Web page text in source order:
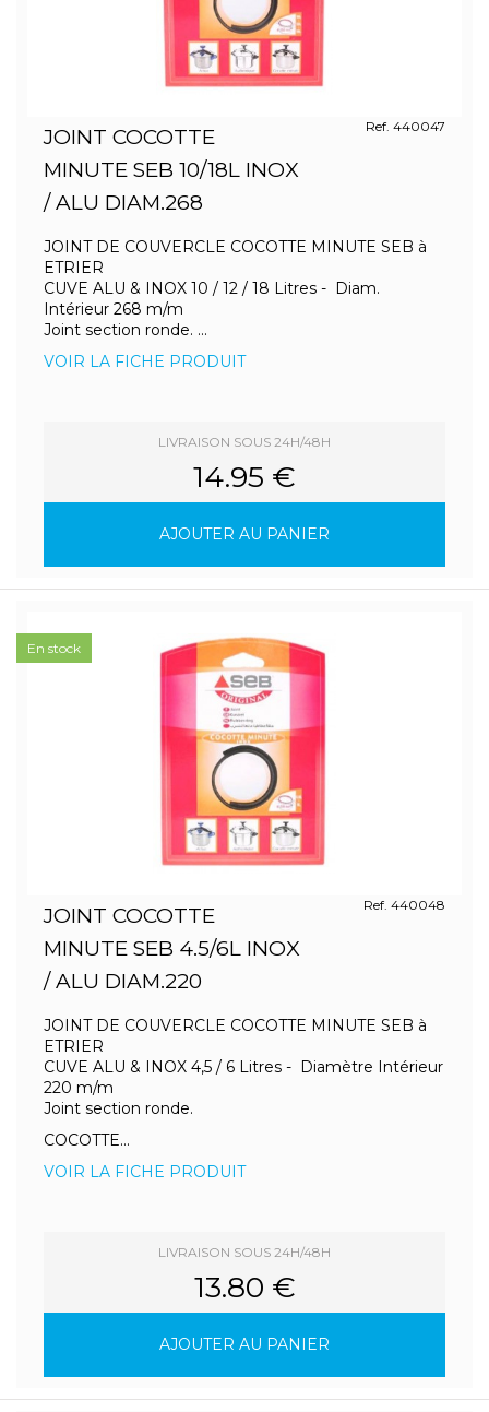
JOINT COCOTTE
MINUTE SEB 10/18L INOX
/ ALU DIAM.268
Ref. 440047
JOINT DE COUVERCLE COCOTTE MINUTE SEB à
ETRIER
CUVE ALU & INOX 10 / 12 / 18 Litres - Diam.
Intérieur 268 m/m
Joint section ronde. ...
VOIR LA FICHE PRODUIT
LIVRAISON SOUS 24H/48H
14.95 €
AJOUTER AU PANIER
JOINT COCOTTE
MINUTE SEB 4.5/6L INOX
/ ALU DIAM.220
Ref. 440048
JOINT DE COUVERCLE COCOTTE MINUTE SEB à
ETRIER
CUVE ALU & INOX 4,5 / 6 Litres - Diamètre Intérieur
220 m/m
Joint section ronde.
COCOTTE...
VOIR LA FICHE PRODUIT
LIVRAISON SOUS 24H/48H
13.80 €
AJOUTER AU PANIER
En stock